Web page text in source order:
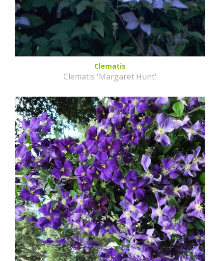
Clematis
Clematis 'Margaret Hunt'